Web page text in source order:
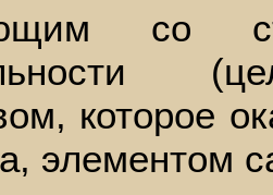
со
которое
элементом